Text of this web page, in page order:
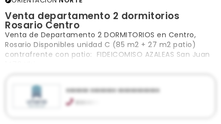
Venta departamento 2 dormitorios
Rosario Centro
Venta de Departamento 2 DORMITORIOS en Centro,
Rosario Disponibles unidad C (85 m2 + 27 m2 patio)
contrafrente con patio: FIDEICOMISO AZALEAS San Juan
xxxxxxx xxxxxxxx xxxxxxxxxxxxx
xxxxxxx